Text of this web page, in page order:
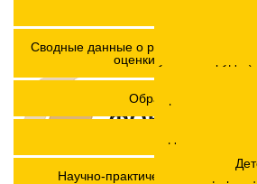
Сводные данные о результатах
оценки условий труда
Обращения.
Научно-практическая